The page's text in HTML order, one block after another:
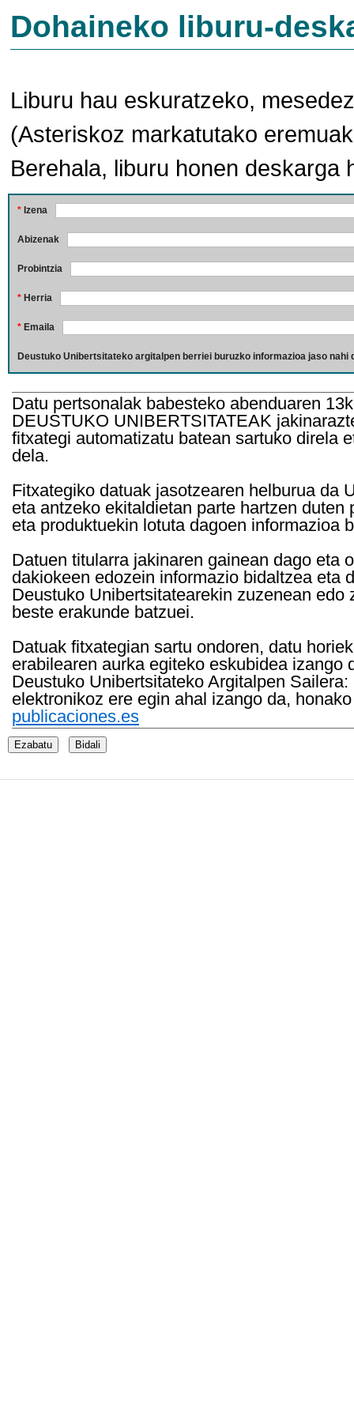
Dohaineko liburu-
Liburu hau eskuratzeko,
(Asteriskoz markatutako
Berehala, liburu honen deskarga
* Izena
Abizenak
Probintzia
* Herria
* Emaila
Deustuko Unibertsitateko argitalpen berriei buruzko informazioa jaso nahi
Datu pertsonalak babesteko abenduaren
DEUSTUKO UNIBERTSITATEAK
fitxategi automatizatu batean sartuko direla
dela.
Fitxategiko datuak jasotzearen helburua da
eta antzeko ekitaldietan parte hartzen
eta produktuekin lotuta dagoen informazioa
Datuen titularra jakinaren gainean dago eta
dakiokeen edozein informazio bidaltzea eta
Deustuko Unibertsitatearekin zuzenean
beste erakunde batzuei.
Datuak fitxategian sartu ondoren, datu
erabilearen aurka egiteko eskubidea
Deustuko Unibertsitateko Argitalpen
elektronikoz ere egin ahal izango da,
publicaciones.es
Ezabatu Bidali